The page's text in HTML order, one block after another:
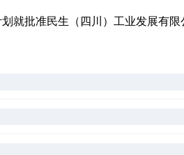
就批准民生（四川）工业发展有